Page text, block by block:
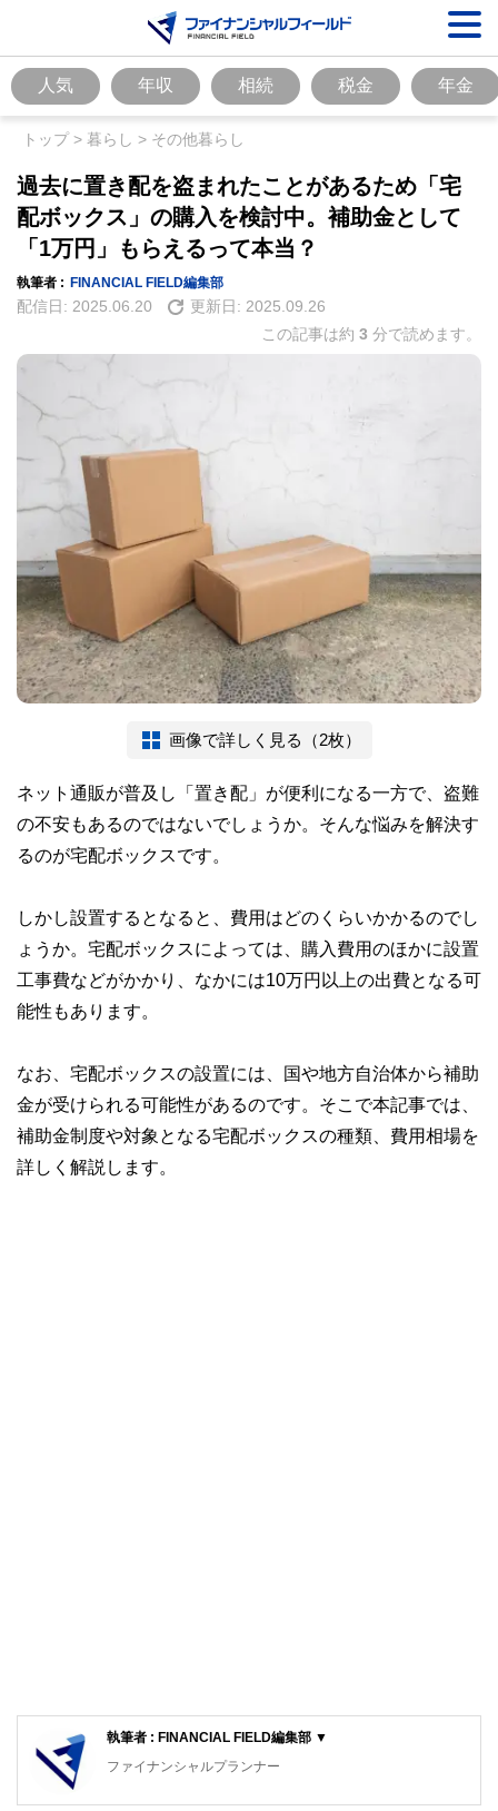
人気 年収 相続 税金 年金
トップ> 暮らし > その他暮らし
過去に置き配を盗まれたことがあるため「宅
配ボックス」の購入を検討中。補助金として
「1万円」もらえるって本当？
執筆者 : FINANCIAL FIELD編集部
配信日: 2025.06.20 更新日: 2025.09.26
この記事は約 3 分で読めます。
画像で詳しく見る（2枚）
ネット通販が普及し「置き配」が便利になる一方で、盗難
の不安もあるのではないでしょうか。そんな悩みを解決す
るのが宅配ボックスです。
しかし設置するとなると、費用はどのくらいかかるのでし
ょうか。宅配ボックスによっては、購入費用のほかに設置
工事費などがかかり、なかには10万円以上の出費となる可
能性もあります。
なお、宅配ボックスの設置には、国や地方自治体から補助
金が受けられる可能性があるのです。そこで本記事では、
補助金制度や対象となる宅配ボックスの種類、費用相場を
詳しく解説します。
執筆者 : FINANCIAL FIELD編集部 ▼
ファイナンシャルプランナー
FinancialField編集部は、金融、経済に関する記事を、日々